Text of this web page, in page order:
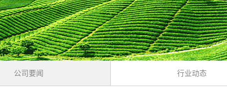
公司要闻 行业动态